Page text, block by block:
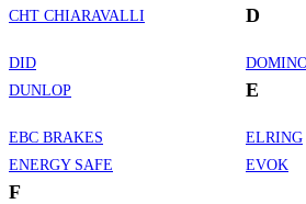
CHT CHIARAVALLI D
DID
DUNLOP
E
EBC BRAKES
ELRING
ENERGY SAFE
EVOK
F